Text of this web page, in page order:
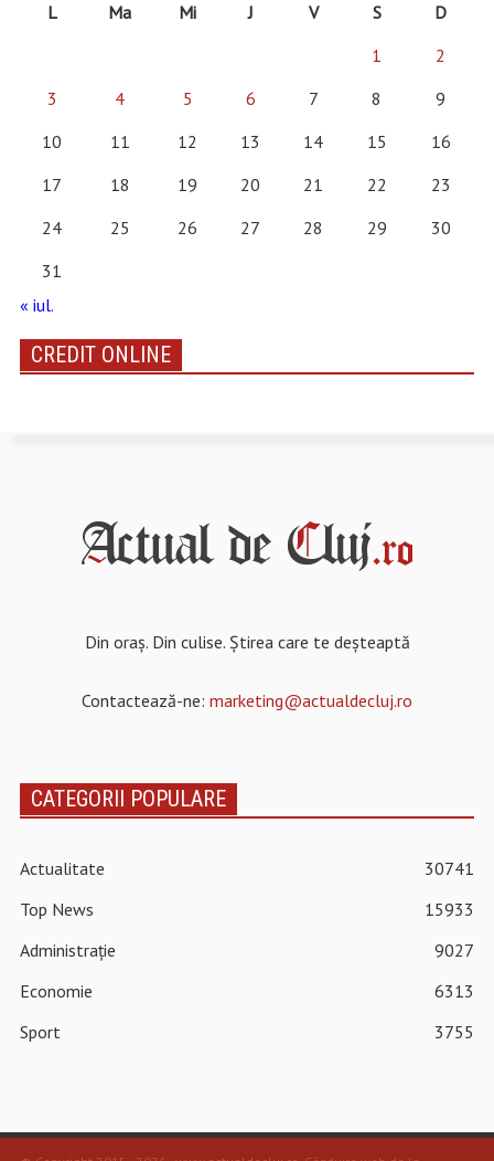
L
Ma Mi J V S
D
1
2
3
4 5 6 7 8
9
10
11 12 13 14 15
16
17
18 19 20 21 22
23
24
25 26 27 28 29
30
31
« iul.
CREDIT ONLINE
Din oraș. Din culise. Știrea care te deșteaptă
Contactează-ne: marketing@actualdecluj.ro
CATEGORII POPULARE
Actualitate
30741
Top News
15933
Administrație
9027
Economie
6313
Sport
3755